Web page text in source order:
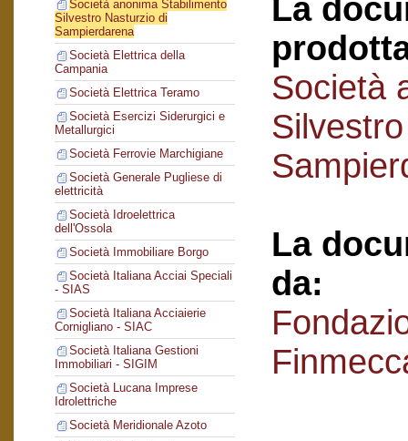
Società anonima Stabilimento
Silvestro Nasturzio di
Sampierdarena
Società Elettrica della
Campania
Società Elettrica Teramo
Società Esercizi Siderurgici e
Metallurgici
Società Ferrovie Marchigiane
Società Generale Pugliese di
elettricità
Società Idroelettrica
dell'Ossola
Società Immobiliare Borgo
Società Italiana Acciai Speciali
- SIAS
Società Italiana Acciaierie
Cornigliano - SIAC
Società Italiana Gestioni
Immobiliari - SIGIM
Società Lucana Imprese
Idrolettriche
Società Meridionale Azoto
La
Società
La
da: